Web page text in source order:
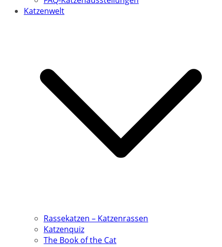
Katzenwelt
Rassekatzen – Katzenrassen
Katzenquiz
The Book of the Cat